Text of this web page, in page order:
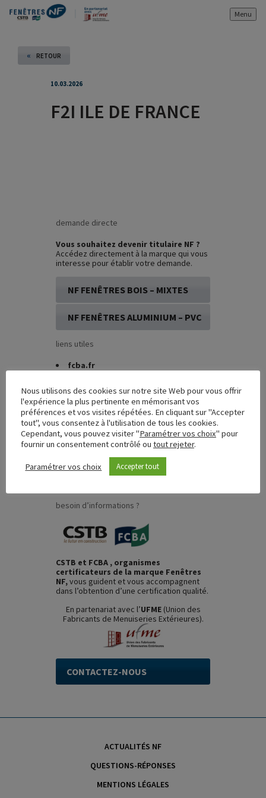
Menu
« RETOUR
10.03.2026
F2I ILE DE FRANCE
demande directe
Vous souhaitez devenir titulaire NF ?
Accédez directement à la marque qui vous
interesse pour établir votre demande.
NF FENÊTRES BOIS – MIXTES
NF FENÊTRES ALUMINIUM – PVC
liens utiles
fcba.fr
UFME(Union des Fabricants de
Menuiseries Extérieures)
marque-nf.com
FCBA Formations
CSTB Formations
anah.gouv.fr
afocert.fr
Ministère du Logement, de l’Egalité
besoin d’informations ?
CSTB et FCBA , organismes
certificateurs de la marque Fenêtres
NF,vous guident et vous accompagnent
dans l’obtention d’une certification qualité.
En partenariat avec l’UFME (Union des
Fabricants de Menuiseries Extérieures).
CONTACTEZ-NOUS
ACTUALITÉS NF
QUESTIONS-RÉPONSES
MENTIONS LÉGALES
Nous utilisons des cookies sur notre site Web pour vous offrir
l'expérience la plus pertinente en mémorisant vos
préférences et vos visites répétées. En cliquant sur "Accepter
tout", vous consentez à l'utilisation de tous les cookies.
Cependant, vous pouvez visiter "Paramétrer vos choix" pour
fournir un consentement contrôlé ou tout rejeter.
Paramétrer vos choix Accepter tout